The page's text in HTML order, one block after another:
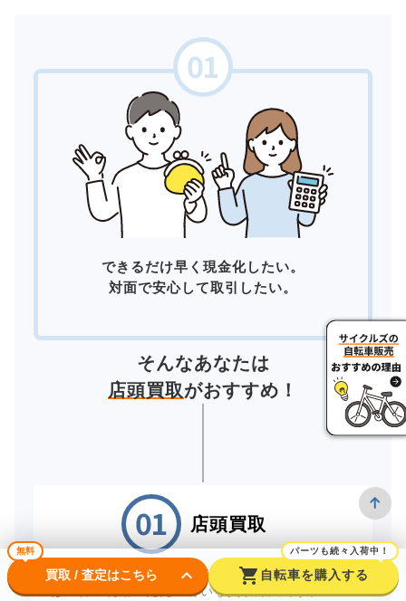
できるだけ早く現金化したい。
対面で安心して取引したい。
そんなあなたは
店頭買取がおすすめ！
店頭買取
お近くの店舗へ直接お持ちいただく「店頭買取」
は一番ご利用いただいている買取方法です。
無料
買取 / 査定はこちら keyboard_arrow_down shopping_cart
パーツも続々入荷中！
自転車を購入する